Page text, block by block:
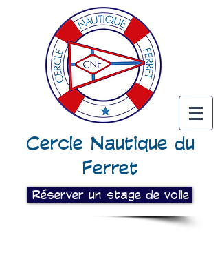
Cercle Nautique du
Ferret
Réserver un stage de voile